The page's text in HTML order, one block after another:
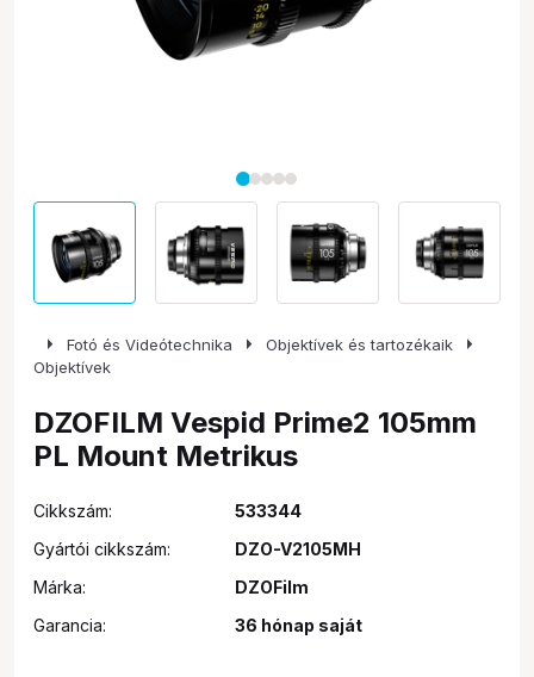
arrow_right Fotó és Videótechnika arrow_right Objektívek és tartozékaik arrow_right
Objektívek
DZOFILM Vespid Prime2 105mm
PL Mount Metrikus
Cikkszám:
533344
Gyártói cikkszám:
DZO-V2105MH
Márka:
DZOFilm
Garancia:
36 hónap saját